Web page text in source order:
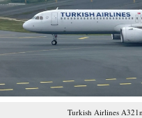
Turkish Airlines